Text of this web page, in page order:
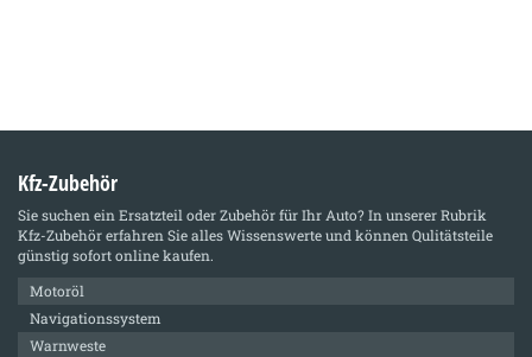
Kfz-Zubehör
Sie suchen ein Ersatzteil oder Zubehör für Ihr Auto? In unserer Rubrik
Kfz-Zubehörerfahren Sie alles Wissenswerte und können Qulitätsteile
günstig sofort online kaufen.
Motoröl
Navigationssystem
Warnweste